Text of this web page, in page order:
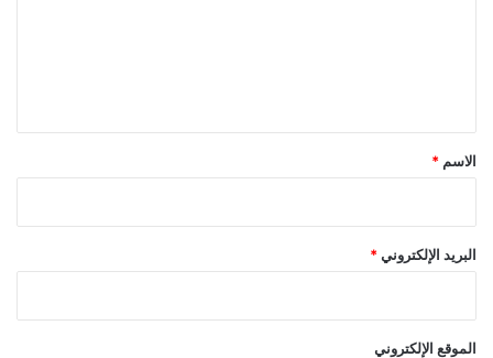
*
الاسم *
البريد الإلكتروني *
الموقع الإلكتروني